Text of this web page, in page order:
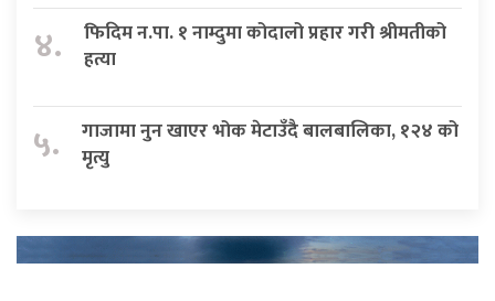
४.
फिदिम न.पा. १ नाम्दुमा कोदालो प्रहार गरी श्रीमतीको
हत्या
५.
गाजामा नुन खाएर भोक मेटाउँदै बालबालिका, १२४ को
मृत्यु